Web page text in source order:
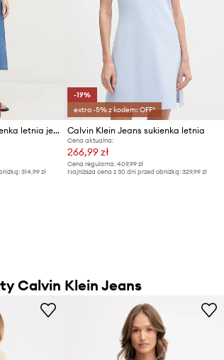
Calvin Klein Jeans sukienka letnia jeansowa
314,99 zł
-19%
extra -5% z kodem: OFF*
Calvin Klein Jeans sukienka letnia
Cena aktualna:
266,99 zł
Cena regularna:409,99 zł
Najniższa cena z 30 dni przed obniżką:329,99 zł
Calvin Klein Jeans